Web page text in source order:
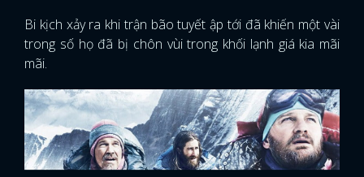
Bi kịch xảy ra khi trận bão tuyết ập tới đã khiến một vài
trong số họ đã bị chôn vùi trong khối lạnh giá kia mãi
mãi.